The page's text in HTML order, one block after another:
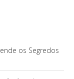
os Segredos